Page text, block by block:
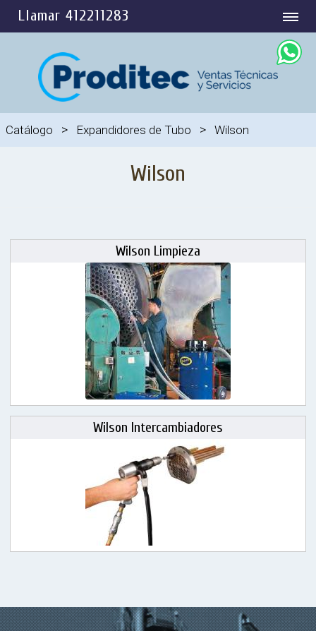
Llamar 412211283
Catálogo > Expandidores de Tubo > Wilson
Wilson
Wilson Limpieza
Wilson Intercambiadores